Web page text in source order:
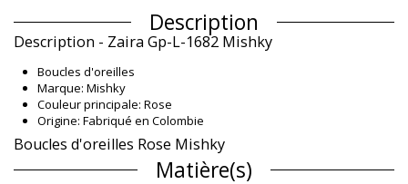
Description
Description - Zaira Gp-L-1682 Mishky
Boucles d'oreilles
Marque: Mishky
Couleur principale: Rose
Origine: Fabriqué en Colombie
Boucles d'oreilles Rose Mishky
Matière(s)